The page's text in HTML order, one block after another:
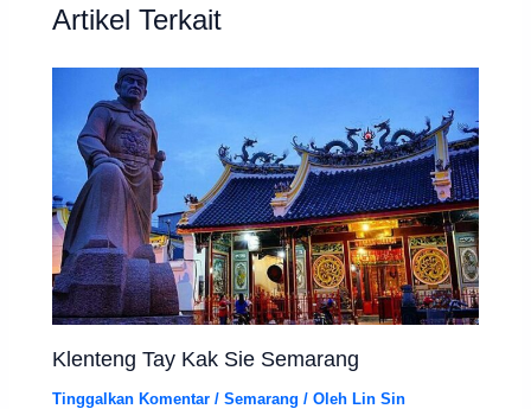
Artikel Terkait
Klenteng Tay Kak Sie Semarang
Tinggalkan Komentar /Semarang / OlehLin Sin